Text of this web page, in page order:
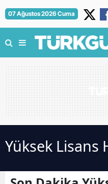
07 Ağustos 2026 Cuma
Yüksek Lisans